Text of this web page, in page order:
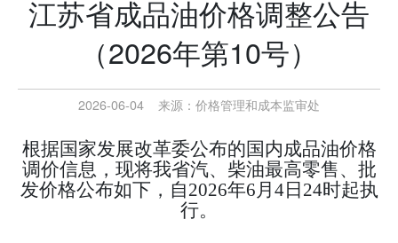
江苏省成品油价格调整公告
（2026年第10号）
2026-06-04 来源： 价格管理和成本监审处
根据国家发展改革委公布的国内成品油价格
调价信息，现将我省汽、柴油最高零售、批
发价格公布如下，自2026年6月 4日 24时起执
行。